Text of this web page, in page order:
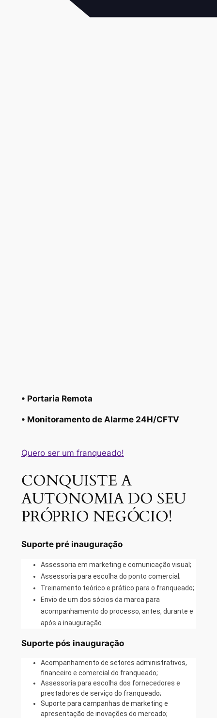
• Portaria Remota
• Monitoramento de Alarme 24H/CFTV
Quero ser um franqueado!
CONQUISTE A
AUTONOMIA DO SEU
PRÓPRIO NEGÓCIO!
Suporte pré inauguração
Assessoria em marketing e comunicação visual;
Assessoria para escolha do ponto comercial;
Treinamento teórico e prático para o franqueado;
Envio de um dos sócios da marca para
acompanhamento do processo, antes, durante e
após a inauguração.
Suporte pós inauguração
Acompanhamento de setores administrativos,
financeiro e comercial do franqueado;
Assessoria para escolha dos fornecedores e
prestadores de serviço do franqueado;
Suporte para campanhas de marketing e
apresentação de inovações do mercado;